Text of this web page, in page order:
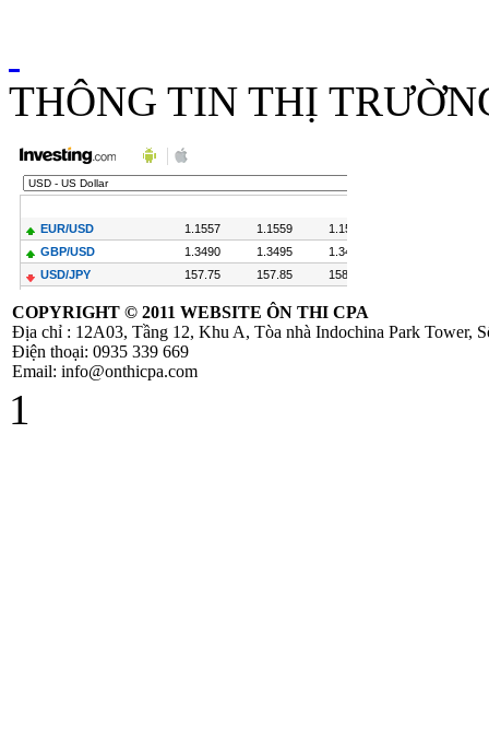
Hướng dẫn các nội
dung chính sách
GTGT
Hóa Đơn Bị Sai
Sót Nhỏ Vẫn
Được Chấp Nhận
TT 219/2013/TT-
BTC hướng dẫn
THÔNG TIN THỊ
COPYRIGHT © 2011 WEBSITE ÔN THI CPA
Địa chỉ : 12A03, Tầng 12, Khu A, Tòa nhà Indochina Park Tower,
Điện thoại: 0935 339 669
Email: info@onthicpa.com
1